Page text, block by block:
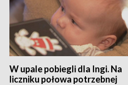
W upale pobiegli dla Ingi. Na
liczniku połowa potrzebnej